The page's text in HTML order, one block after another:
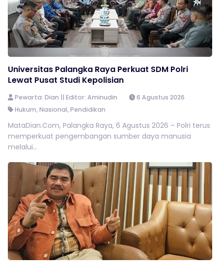
Universitas Palangka Raya Perkuat SDM Polri
Lewat Pusat Studi Kepolisian
Pewarta: Dian || Editor: Aminudin
6 Agustus 2026
Hukum, Nasional, Pendidikan
MataDian.Com, Palangka Raya, 6 Agustus 2026 – Polri terus
memperkuat pengembangan sumber daya manusia
melalui...